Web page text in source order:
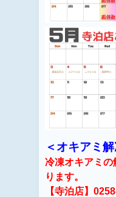
＜オキアミ
冷凍オキアミ
ります。
【寺泊店】